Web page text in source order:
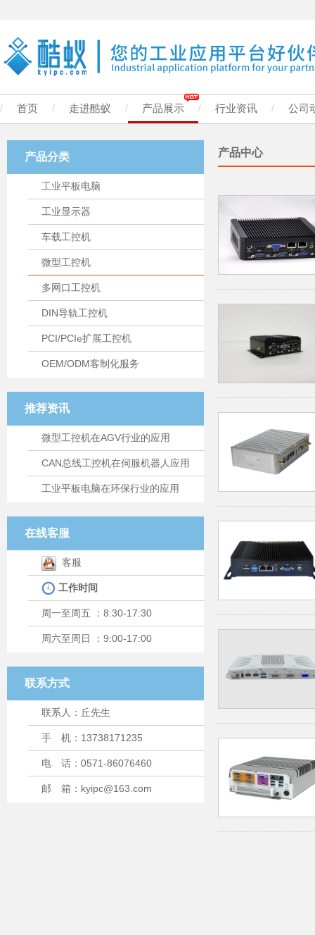
/ 首页 / 走进酷蚁 / 产品展示 / 行业资讯 / 公司
产品分类
工业平板电脑
工业显示器
车载工控机
微型工控机
多网口工控机
DIN导轨工控机
PCI/PCIe扩展工控机
OEM/ODM客制化服务
推荐资讯
微型工控机在AGV行业的应用
CAN总线工控机在伺服机器人应用
工业平板电脑在环保行业的应用
在线客服
客服
工作时间
周一至周五 ：8:30-17:30
周六至周日 ：9:00-17:00
联系方式
联系人：丘先生
手 机：13738171235
电 话：0571-86076460
邮 箱：kyipc@163.com
产品中心